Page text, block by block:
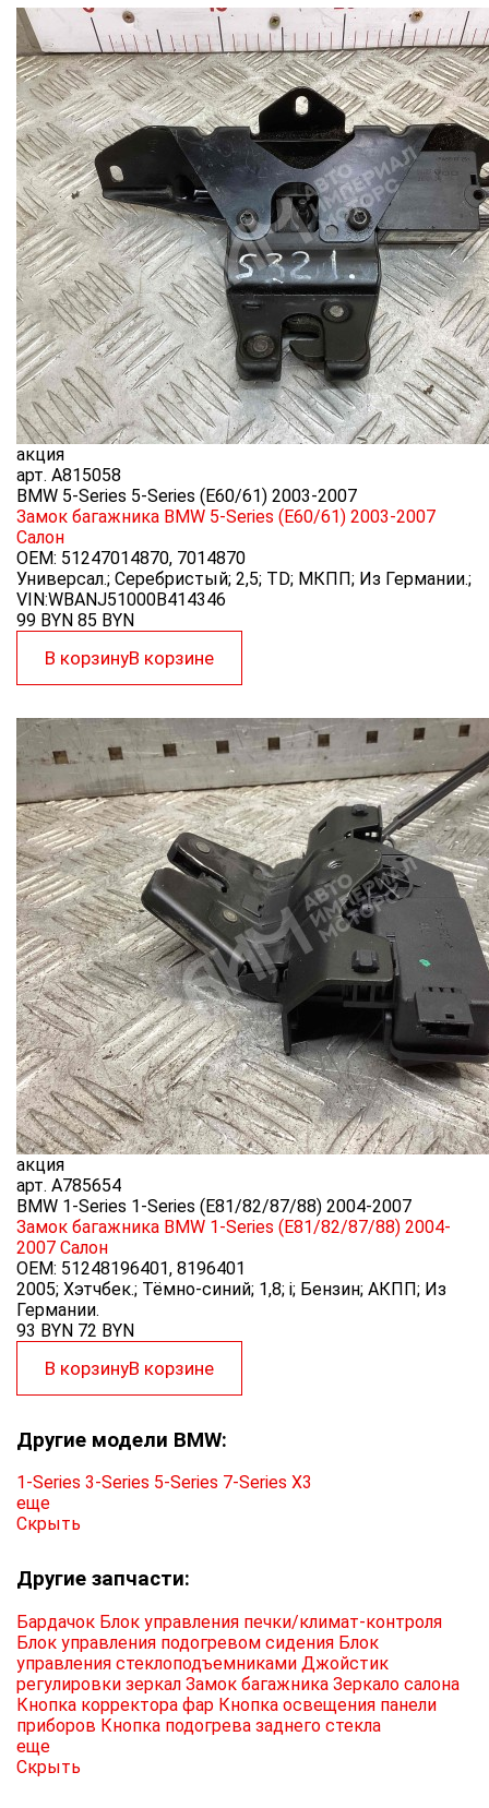
акция
арт. A815058
BMW 5-Series 5-Series (E60/61) 2003-2007
Замок багажника BMW 5-Series (E60/61) 2003-2007
Салон
OEM: 51247014870, 7014870
Универсал.; Серебристый; 2,5; TD; МКПП; Из Германии.;
VIN:WBANJ51000B414346
99 BYN 85 BYN
В корзинуВ корзине
акция
арт. A785654
BMW 1-Series 1-Series (E81/82/87/88) 2004-2007
Замок багажника BMW 1-Series (E81/82/87/88) 2004-
2007 Салон
OEM: 51248196401, 8196401
2005; Хэтчбек.; Тёмно-синий; 1,8; i; Бензин; АКПП; Из
Германии.
93 BYN 72 BYN
В корзинуВ корзине
Другие модели BMW:
1-Series 3-Series 5-Series 7-Series X3
еще
Скрыть
Другие запчасти:
Бардачок Блок управления печки/климат-контроля
Блок управления подогревом сидения Блок
управления стеклоподъемниками Джойстик
регулировки зеркал Замок багажника Зеркало салона
Кнопка корректора фар Кнопка освещения панели
приборов Кнопка подогрева заднего стекла
еще
Скрыть